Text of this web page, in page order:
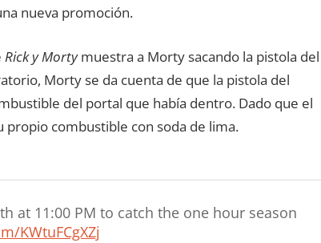
nueva promoción.
Rick y Mortymuestra a Morty sacando la pistola del
Morty se da cuenta de que la pistola del
del portal que había dentro. Dado que el
combustible con soda de lima.
at 11:00 PM to catch the one hour season
KWtuFCgXZj